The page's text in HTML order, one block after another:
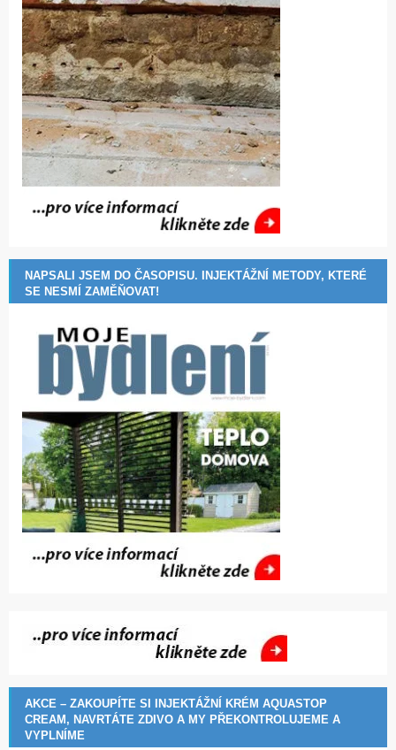
NAPSALI JSEM DO ČASOPISU. INJEKTÁŽNÍ METODY, KTERÉ
SE NESMÍ ZAMĚŇOVAT!
AKCE – ZAKOUPÍTE SI INJEKTÁŽNÍ KRÉM AQUASTOP
CREAM, NAVRTÁTE ZDIVO A MY PŘEKONTROLUJEME A
VYPLNÍME